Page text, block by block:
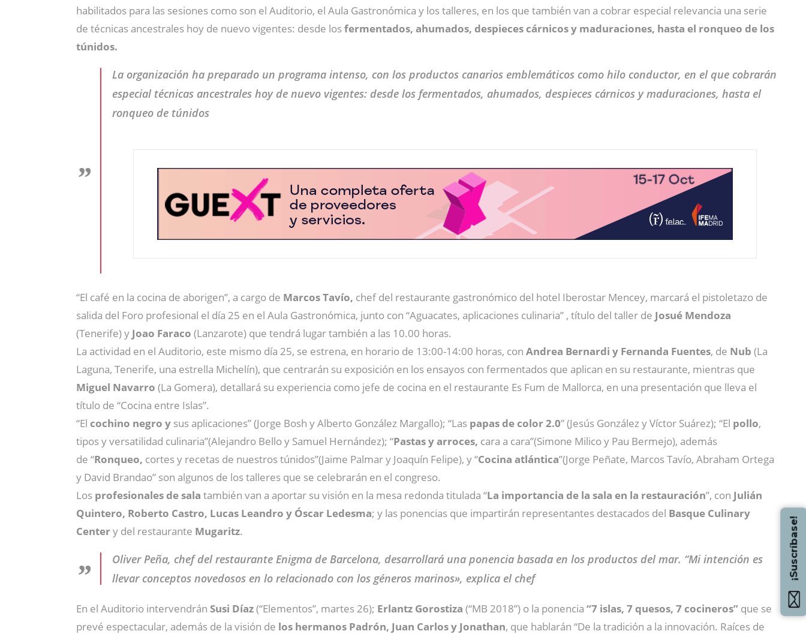
habilitados para las sesiones como son el Auditorio, el Aula Gastronómica y los talleres, en los que también van a cobrar especial relevancia una serie
de técnicas ancestrales hoy de nuevo vigentes: desde losfermentados, ahumados, despieces cárnicos y maduraciones, hasta el ronqueo de los
túnidos.
La organización ha preparado un programa intenso, con los productos canarios emblemáticos como hilo conductor, en el que cobrarán
especial técnicas ancestrales hoy de nuevo vigentes: desde los fermentados, ahumados, despieces cárnicos y maduraciones, hasta el
ronqueo de túnidos
“El café en la cocina de aborigen”, a cargo de Marcos Tavío, chef del restaurante gastronómico del hotel Iberostar Mencey, marcará el pistoletazo de
salida del Foro profesional el día 25 en el Aula Gastronómica, junto con “Aguacates, aplicaciones culinaria” , título del taller de Josué Mendoza
(Tenerife) y Joao Faraco (Lanzarote) que tendrá lugar también a las 10.00 horas.
La actividad en el Auditorio, este mismo día 25, se estrena, en horario de 13:00-14:00 horas, con Andrea Bernardi y Fernanda Fuentes, de Nub (La
Laguna, Tenerife, una estrella Michelín), que centrarán su exposición en los ensayos con fermentados que aplican en su restaurante, mientras que
Miguel Navarro (La Gomera), detallará su experiencia como jefe de cocina en el restaurante Es Fum de Mallorca, en una presentación que lleva el
título de “Cocina entre Islas”.
“El cochino negro y sus aplicaciones” (Jorge Bosh y Alberto González Margallo); “Las papas de color 2.0” (Jesús González y Víctor Suárez); “El pollo,
tipos y versatilidad culinaria”(Alejandro Bello y Samuel Hernández); “Pastas y arroces, cara a cara”(Simone Milico y Pau Bermejo), además
de “Ronqueo, cortes y recetas de nuestros túnidos”(Jaime Palmar y Joaquín Felipe), y “Cocina atlántica”(Jorge Peñate, Marcos Tavío, Abraham Ortega
y David Brandao” son algunos de los talleres que se celebrarán en el congreso.
Los profesionales de sala también van a aportar su visión en la mesa redonda titulada “La importancia de la sala en la restauración”, con Julián
Quintero, Roberto Castro, Lucas Leandro y Óscar Ledesma; y las ponencias que impartirán representantes destacados del Basque Culinary
Centery del restaurante Mugaritz.
Oliver Peña, chef del restaurante Enigma de Barcelona, desarrollará una ponencia basada en los productos del mar. “Mi intención es
llevar conceptos novedosos en lo relacionado con los géneros marinos», explica el chef
En el Auditorio intervendrán Susi Díaz(“Elementos”, martes 26); Erlantz Gorostiza (“MB 2018”) o la ponencia “7 islas, 7 quesos, 7 cocineros” que se
prevé espectacular, además de la visión de los hermanos Padrón, Juan Carlos y Jonathan, que hablarán “De la tradición a la innovación. Raíces de
¡Suscríbase!